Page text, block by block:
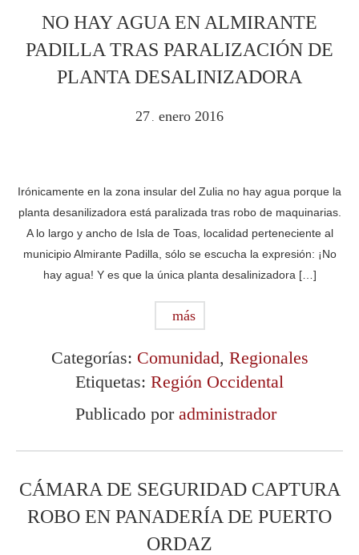
NO HAY AGUA EN ALMIRANTE
PADILLA TRAS PARALIZACIÓN DE
PLANTA DESALINIZADORA
27 . enero 2016
Irónicamente en la zona insular del Zulia no hay agua porque la
planta desanilizadora está paralizada tras robo de maquinarias.
A lo largo y ancho de Isla de Toas, localidad perteneciente al
municipio Almirante Padilla, sólo se escucha la expresión: ¡No
hay agua! Y es que la única planta desalinizadora […]
más
Categorías: Comunidad, Regionales
Etiquetas: Región Occidental
Publicado por administrador
CÁMARA DE SEGURIDAD CAPTURA
ROBO EN PANADERÍA DE PUERTO
ORDAZ